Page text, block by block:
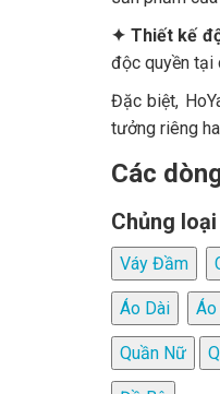
✦ Thiết kế
độc quyền tại
Đặc biệt,
tưởng riêng
Các
Chủng loại
Váy Đầm
Áo Dài Áo
Quần Nữ